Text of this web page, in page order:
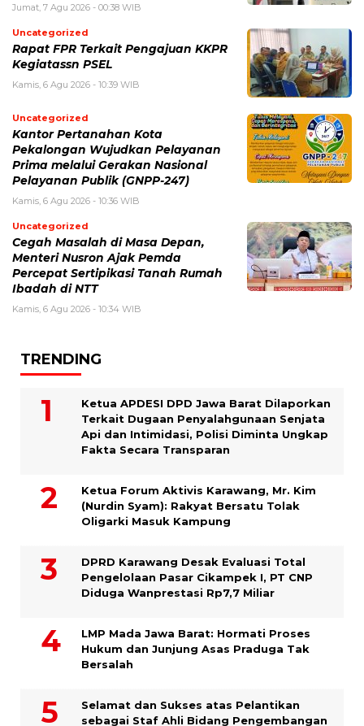
Jumat, 7 Agu 2026 - 00:38 WIB
Uncategorized
Rapat FPR Terkait Pengajuan KKPR
Kegiatassn PSEL
Kamis, 6 Agu 2026 - 10:39 WIB
Uncategorized
Kantor Pertanahan Kota
Pekalongan Wujudkan Pelayanan
Prima melalui Gerakan Nasional
Pelayanan Publik (GNPP-247)
Kamis, 6 Agu 2026 - 10:36 WIB
Uncategorized
Cegah Masalah di Masa Depan,
Menteri Nusron Ajak Pemda
Percepat Sertipikasi Tanah Rumah
Ibadah di NTT
Kamis, 6 Agu 2026 - 10:34 WIB
TRENDING
Ketua APDESI DPD Jawa Barat Dilaporkan
Terkait Dugaan Penyalahgunaan Senjata
Api dan Intimidasi, Polisi Diminta Ungkap
Fakta Secara Transparan
Ketua Forum Aktivis Karawang, Mr. Kim
(Nurdin Syam): Rakyat Bersatu Tolak
Oligarki Masuk Kampung
DPRD Karawang Desak Evaluasi Total
Pengelolaan Pasar Cikampek I, PT CNP
Diduga Wanprestasi Rp7,7 Miliar
LMP Mada Jawa Barat: Hormati Proses
Hukum dan Junjung Asas Praduga Tak
Bersalah
Selamat dan Sukses atas Pelantikan
sebagai Staf Ahli Bidang Pengembangan